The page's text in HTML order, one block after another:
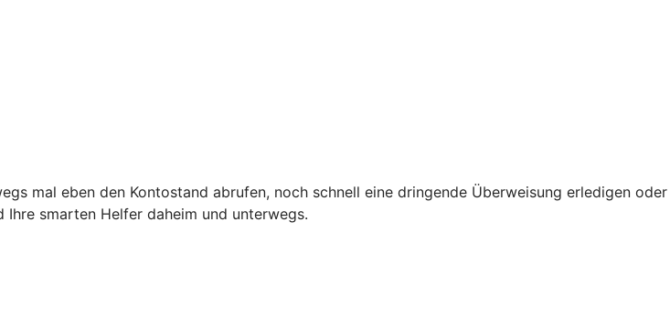
mal eben den Kontostand abrufen, noch schnell eine dringende Überweisung erledigen oder
smarten Helfer daheim und unterwegs.